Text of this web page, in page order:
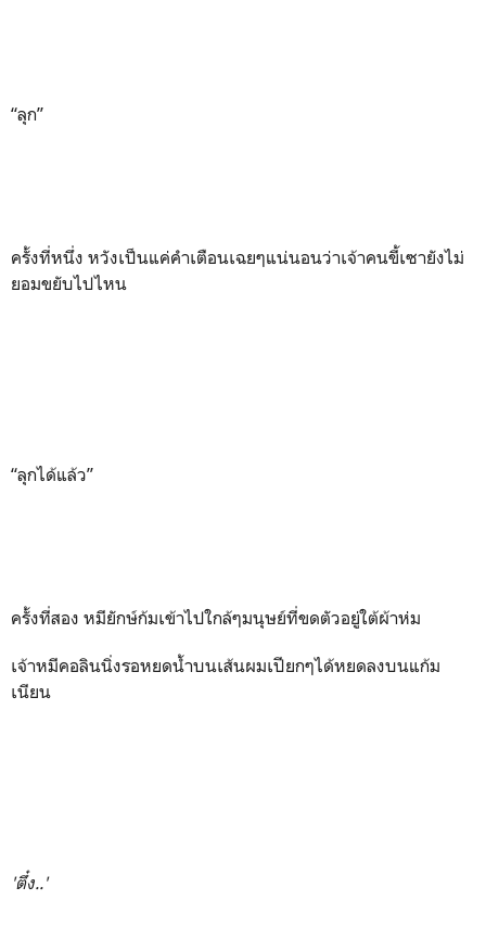
“ลุก”
ครั้งที่หนึ่ง หวังเป็นแค่คำเตือนเฉยๆแน่นอนว่าเจ้าคนขี้เซายังไม่
ยอมขยับไปไหน
“ลุกได้แล้ว”
ครั้งที่สอง หมียักษ์ก้มเข้าไปใกล้ๆมนุษย์ที่ขดตัวอยู่ใต้ผ้าห่ม
เจ้าหมีคอลินนิ่งรอหยดน้ำบนเส้นผมเปียกๆได้หยดลงบนแก้ม
เนียน
'ตึ๋ง..'